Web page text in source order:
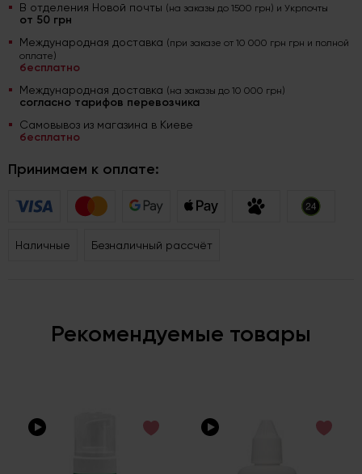
В отделения Новой почты (на заказы до 1500 грн) и Укрпочты
от 50 грн
Международная доставка (при заказе от 10 000 грн грн и полной
оплате)
бесплатно
Международная доставка (на заказы до 10 000 грн)
согласно тарифов перевозчика
Самовывоз из магазина в Киеве
бесплатно
Принимаем к оплате:
Наличные Безналичный рассчёт
Рекомендуемые товары